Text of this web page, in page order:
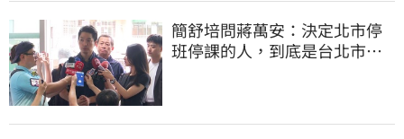
簡舒培問蔣萬安：決定北市停
班停課的人，到底是台北市